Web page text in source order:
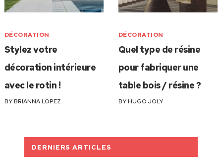
DÉCORATION
Stylez votre
décoration intérieure
avec le rotin !
BYBRIANNA LOPEZ
DÉCORATION
Quel type de résine
pour fabriquer une
table bois / résine ?
BYHUGO JOLY
DERNIERS ARTICLES